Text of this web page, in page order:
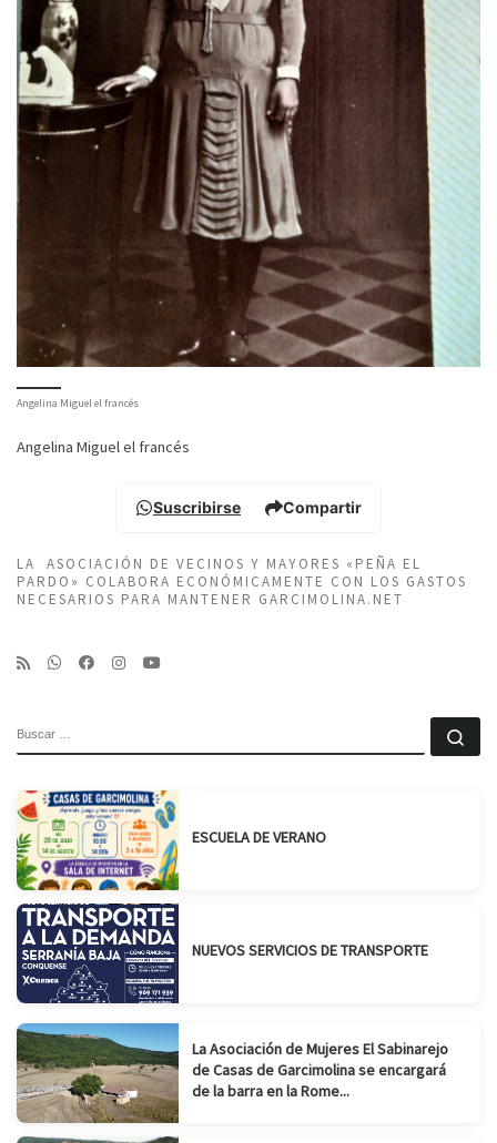
Angelina Miguel el francés
Angelina Miguel el francés
Suscribirse Compartir
LA ASOCIACIÓN DE VECINOS Y MAYORES «PEÑA EL
PARDO» COLABORA ECONÓMICAMENTE CON LOS GASTOS
NECESARIOS PARA MANTENER GARCIMOLINA.NET
ESCUELA DE VERANO
NUEVOS SERVICIOS DE TRANSPORTE
La Asociación de Mujeres El Sabinarejo
de Casas de Garcimolina se encargará
de la barra en la Rome...